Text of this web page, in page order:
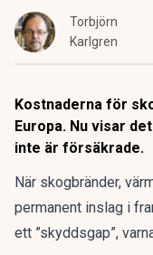
Torbjörn
Karlgren
Kostnaderna för
Europa. Nu visar
inte är försäkrade.
När skogbränder,
permanent inslag i
ett ”skyddsgap”,